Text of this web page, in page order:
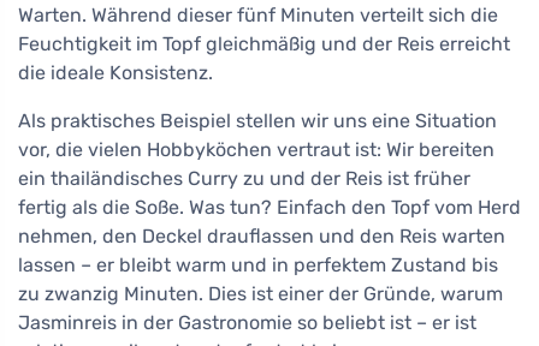
Warten. Während dieser fünf Minuten verteilt sich die
Feuchtigkeit im Topf gleichmäßig und der Reis erreicht
die ideale Konsistenz.
Als praktisches Beispiel stellen wir uns eine Situation
vor, die vielen Hobbyköchen vertraut ist: Wir bereiten
ein thailändisches Curry zu und der Reis ist früher
fertig als die Soße. Was tun? Einfach den Topf vom Herd
nehmen, den Deckel drauflassen und den Reis warten
lassen – er bleibt warm und in perfektem Zustand bis
zu zwanzig Minuten. Dies ist einer der Gründe, warum
Jasminreis in der Gastronomie so beliebt ist – er ist